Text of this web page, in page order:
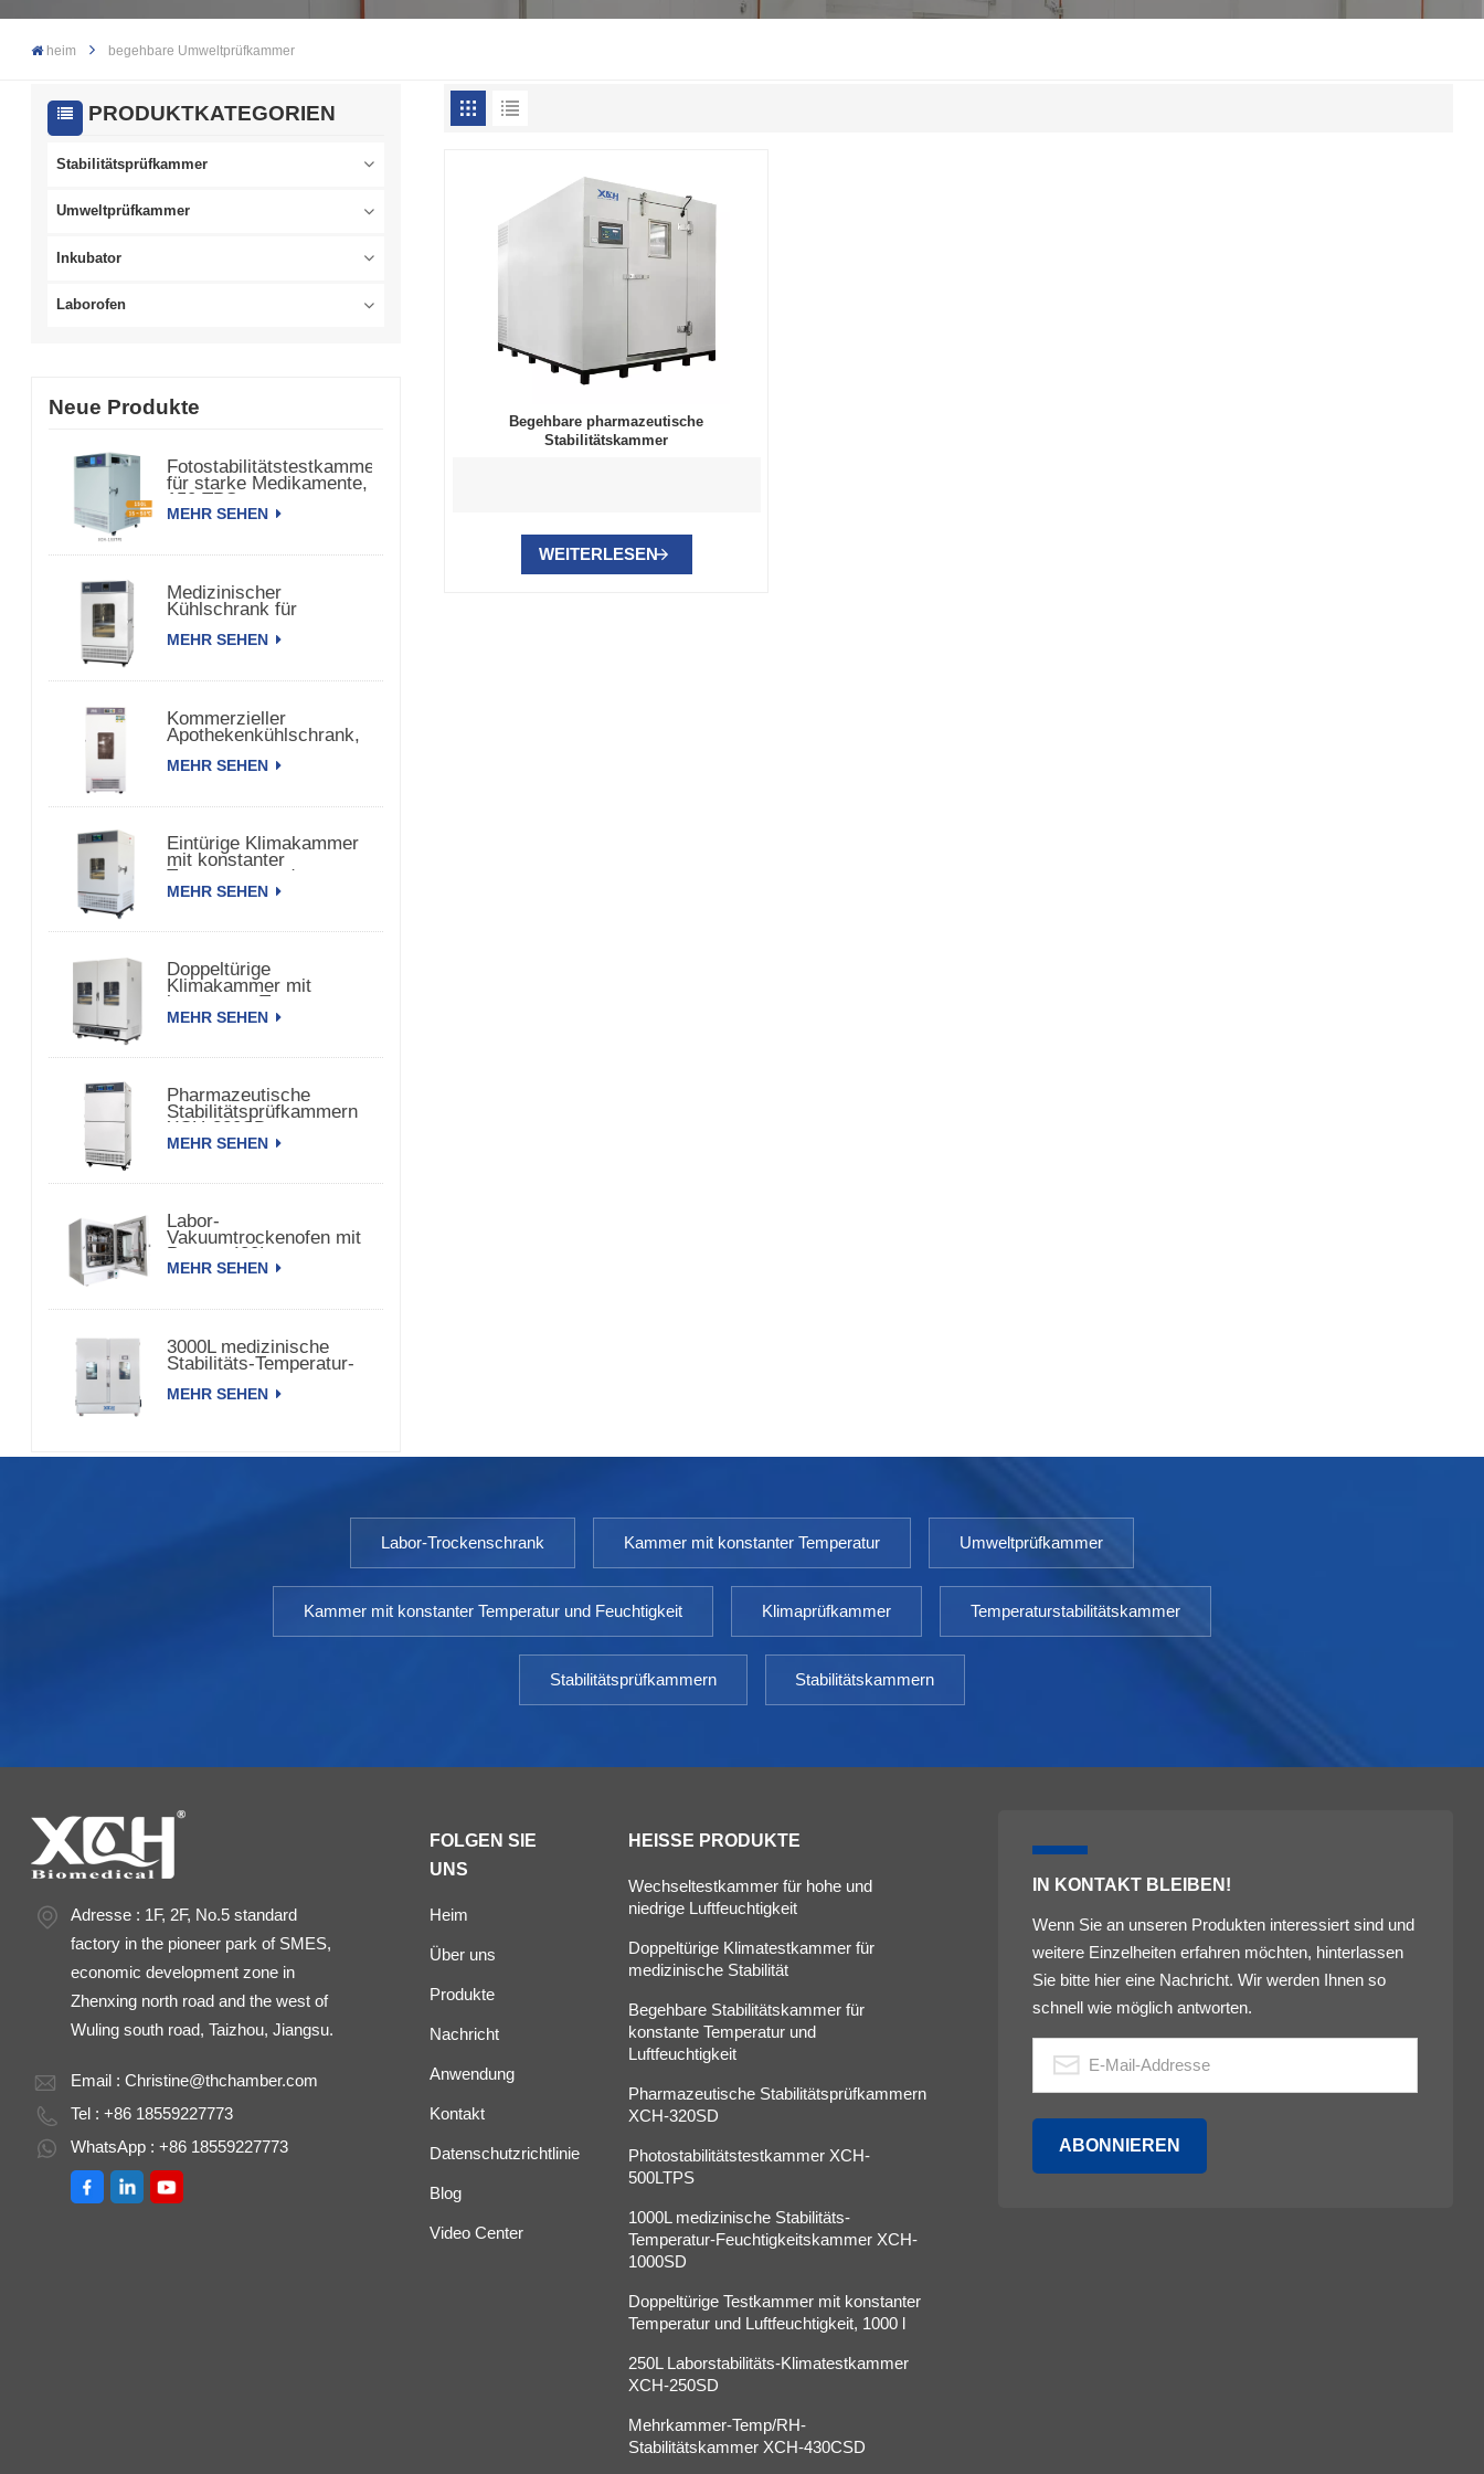
heim begehbare Umweltprüfkammer
PRODUKTKATEGORIEN
Stabilitätsprüfkammer
Umweltprüfkammer
Inkubator
Laborofen
Neue Produkte
Fotostabilitätstestkammer
für starke Medikamente,
150 TPS
MEHR SEHEN
Medizinischer
Kühlschrank für
pharmazeutische
MEHR SEHEN
Kommerzieller
Apothekenkühlschrank,
Kühlschrank für
pharmazeutische
MEHR SEHEN
Eintürige Klimakammer
mit konstanter
Temperatur und
Luftfeuchtigkeit
MEHR SEHEN
Doppeltürige
Klimakammer mit
konstanter Temperatur
und Luftfeuchtigkeit
MEHR SEHEN
Pharmazeutische
Stabilitätsprüfkammern
XCH-320SD
MEHR SEHEN
Labor-
Vakuumtrockenofen mit
Pumpe 420L
MEHR SEHEN
3000L medizinische
Stabilitäts-Temperatur-
Feuchtigkeitskammer
XCH-3000SD
MEHR SEHEN
Begehbare pharmazeutische
Stabilitätskammer
WEITERLESEN
Labor-Trockenschrank Kammer mit konstanter Temperatur Umweltprüfkammer
Kammer mit konstanter Temperatur und Feuchtigkeit Klimaprüfkammer Temperaturstabilitätskammer
Stabilitätsprüfkammern Stabilitätskammern
Adresse : 1F, 2F, No.5 standard
factory in the pioneer park of SMES,
economic development zone in
Zhenxing north road and the west of
Wuling south road, Taizhou, Jiangsu.
Email :Christine@thchamber.com
Tel : +86 18559227773
WhatsApp : +86 18559227773
FOLGEN SIE
UNS
Heim
Über uns
Produkte
Nachricht
Anwendung
Kontakt
Datenschutzrichtlinie
Blog
Video Center
HEISSE PRODUKTE
Wechseltestkammer für hohe und
niedrige Luftfeuchtigkeit
Doppeltürige Klimatestkammer für
medizinische Stabilität
Begehbare Stabilitätskammer für
konstante Temperatur und
Luftfeuchtigkeit
Pharmazeutische Stabilitätsprüfkammern
XCH-320SD
Photostabilitätstestkammer XCH-
500LTPS
1000L medizinische Stabilitäts-
Temperatur-Feuchtigkeitskammer XCH-
1000SD
Doppeltürige Testkammer mit konstanter
Temperatur und Luftfeuchtigkeit, 1000 l
250L Laborstabilitäts-Klimatestkammer
XCH-250SD
Mehrkammer-Temp/RH-
Stabilitätskammer XCH-430CSD
IN KONTAKT BLEIBEN!
Wenn Sie an unseren Produkten interessiert sind und
weitere Einzelheiten erfahren möchten, hinterlassen
Sie bitte hier eine Nachricht. Wir werden Ihnen so
schnell wie möglich antworten.